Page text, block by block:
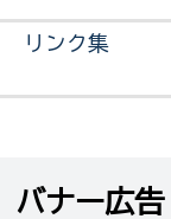
リンク集
バナー広告